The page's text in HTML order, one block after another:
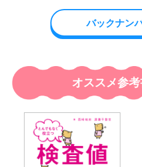
バックナン
オススメ参